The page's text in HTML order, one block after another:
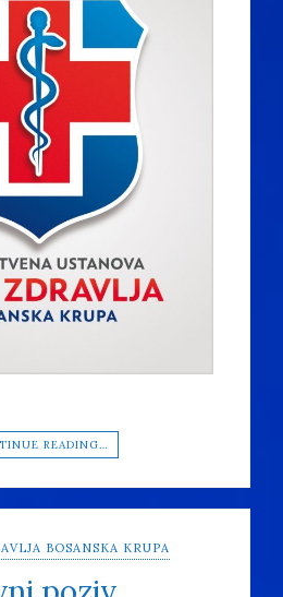
READING…
BOSANSKA KRUPA